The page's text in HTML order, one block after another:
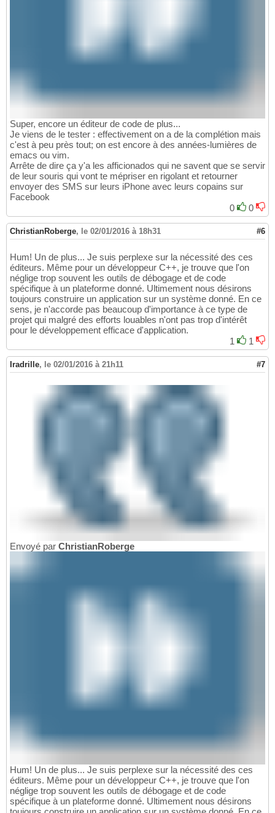
Super, encore un éditeur de code de plus...
Je viens de le tester : effectivement on a de la complétion mais
c'est à peu près tout; on est encore à des années-lumières de
emacs ou vim.
Arrête de dire ça y'a les afficionados qui ne savent que se servir
de leur souris qui vont te mépriser en rigolant et retourner
envoyer des SMS sur leurs iPhone avec leurs copains sur
Facebook
0
0
ChristianRoberge, le 02/01/2016 à 18h31 #6
Hum! Un de plus... Je suis perplexe sur la nécessité des ces
éditeurs. Même pour un développeur C++, je trouve que l'on
néglige trop souvent les outils de débogage et de code
spécifique à un plateforme donné. Ultimement nous désirons
toujours construire un application sur un système donné. En ce
sens, je n'accorde pas beaucoup d'importance à ce type de
projet qui malgré des efforts louables n'ont pas trop d'intérêt
pour le développement efficace d'application.
1
1
Iradrille, le 02/01/2016 à 21h11 #7
Envoyé par ChristianRoberge
Hum! Un de plus... Je suis perplexe sur la nécessité des ces
éditeurs. Même pour un développeur C++, je trouve que l'on
néglige trop souvent les outils de débogage et de code
spécifique à un plateforme donné. Ultimement nous désirons